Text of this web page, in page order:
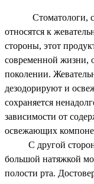
Стоматологи,
относятся к
стороны, этот
современной жизни,
поколении.
дезодорируют и
сохраняется
зависимости от
освежающих
С другой стороны,
большой натяжкой
полости рта.